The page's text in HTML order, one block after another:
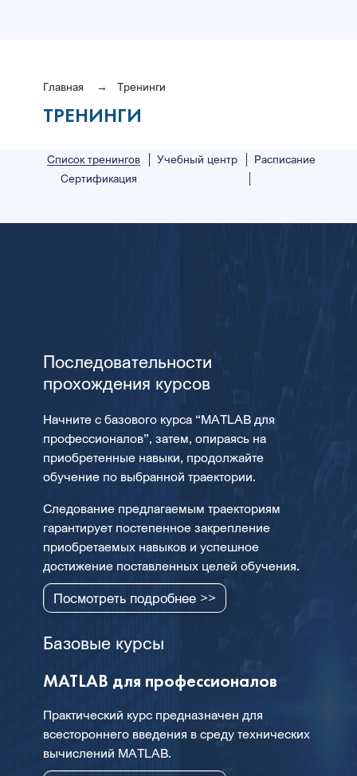
Главная Тренинги
ТРЕНИНГИ
Список тренингов Учебный центр
Расписание
Сертификация
Последовательности
прохождения курсов
Начните с базового курса “MATLAB для
профессионалов”, затем, опираясь на
приобретенные навыки, продолжайте
обучение по выбранной траектории.
Следование предлагаемым траекториям
гарантирует постепенное закрепление
приобретаемых навыков и успешное
достижение поставленных целей обучения.
Посмотреть подробнее >>
Базовые курсы
MATLAB для профессионалов
Практический курс предназначен для
всестороннего введения в среду технических
вычислений MATLAB.